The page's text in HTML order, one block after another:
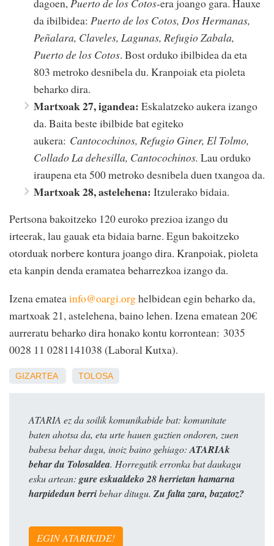
dagoen,Puerto de los Cotos-era joango gara. Hauxe
da ibilbidea: Puerto de los Cotos, Dos Hermanas,
Peñalara, Claveles, Lagunas, Refugio Zabala,
Puerto de los Cotos. Bost orduko ibilbidea da eta
803 metroko desnibela du. Kranpoiak eta pioleta
beharko dira.
Martxoak 27, igandea: Eskalatzeko aukera izango
da. Baita beste ibilbide bat egiteko
aukera: Cantocochinos, Refugio Giner, El Tolmo,
Collado La dehesilla, Cantocochinos. Lau orduko
iraupena eta 500 metroko desnibela duen txangoa da.
Martxoak 28, astelehena: Itzulerako bidaia.
Pertsona bakoitzeko 120 euroko prezioa izango du
irteerak, lau gauak eta bidaia barne. Egun bakoitzeko
otorduak norbere kontura joango dira. Kranpoiak, pioleta
eta kanpin denda eramatea beharrezkoa izango da.
Izena emateainfo@oargi.orghelbidean egin beharko da,
martxoak 21, astelehena, baino lehen. Izena ematean 20€
aurreratu beharko dira honako kontu korrontean: 3035
0028 11 0281141038 (Laboral Kutxa).
GIZARTEA TOLOSA
ATARIA ez da soilik komunikabide bat: komunitate
baten ahotsa da, eta urte hauen guztien ondoren, zuen
babesa behar dugu, inoiz baino gehiago: ATARIAk
behar du Tolosaldea. Horregatik erronka bat daukagu
esku artean: gure eskualdeko 28 herrietan hamarna
harpidedun berribehar ditugu. Zu falta zara, bazatoz?
EGIN ATARIKIDE!